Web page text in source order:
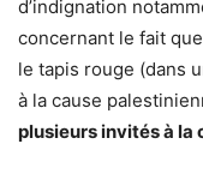
d’indignation
concernant le fait
le tapis rouge (dans
à la cause
plusieurs invités à la